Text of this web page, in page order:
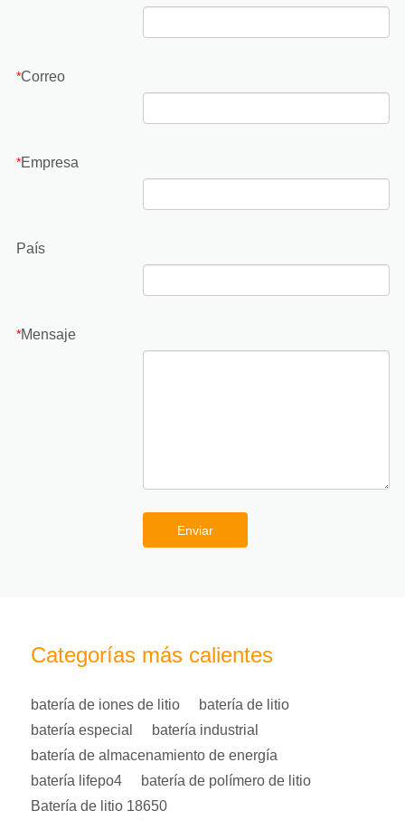
*Correo
*Empresa
País
*Mensaje
Enviar
Categorías más calientes
batería de iones de litio
batería de litio
batería especial
batería industrial
batería de almacenamiento de energía
batería lifepo4
batería de polímero de litio
Batería de litio 18650